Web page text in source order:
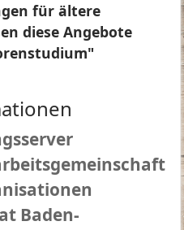
für ältere
diese Angebote
Baden-